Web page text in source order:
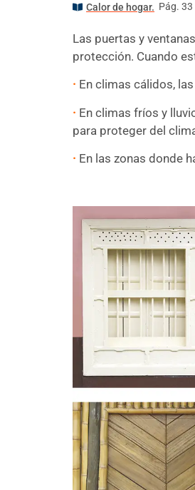
Calor de hogar. Pág. 33
Las puertas y
protección. Cuando
· En climas cálidos,
· En climas fríos y
para proteger del
· En las zonas donde